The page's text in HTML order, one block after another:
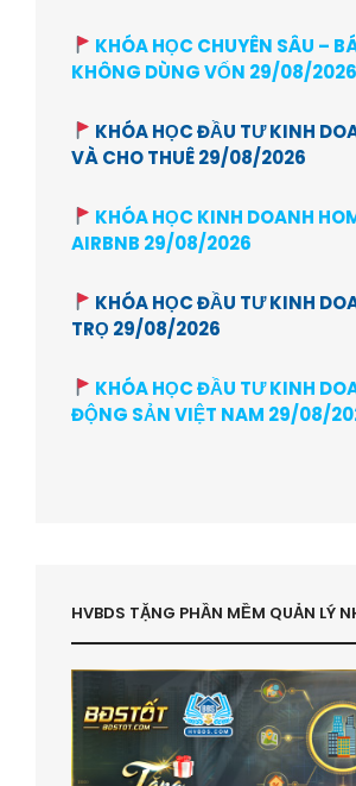
KHÓA HỌC CHUYÊN SÂU –
KHÔNG DÙNG VỐN 29/08/2026
KHÓA HỌC ĐẦU TƯ KINH
VÀ CHO THUÊ 29/08/2026
KHÓA HỌC KINH DOANH
AIRBNB 29/08/2026
KHÓA HỌC ĐẦU TƯ KINH
TRỌ 29/08/2026
KHÓA HỌC ĐẦU TƯ KINH
ĐỘNG SẢN VIỆT NAM 29/08/
HVBDS TẶNG PHẦN MỀM QUẢN LÝ